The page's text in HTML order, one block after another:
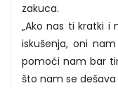
zakuca.
„Ako nas ti kratki i
iskušenja, oni
pomoći nam bar
što nam se dešava